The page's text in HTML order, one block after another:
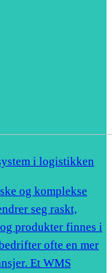
i logistikken
og komplekse
seg raskt,
produkter finnes i
ofte en mer
Et WMS